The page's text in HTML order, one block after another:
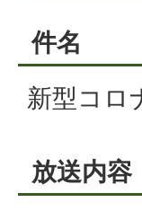
件名
新型コロ
放送内容